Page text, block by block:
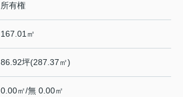
所有権
167.01㎡
86.92坪(287.37㎡)
0.00㎡/無 0.00㎡